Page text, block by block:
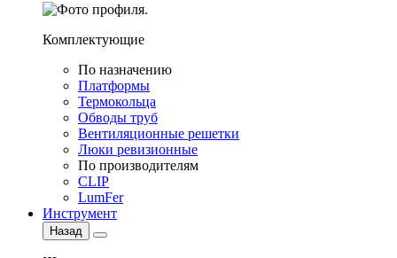
Комплектующие
По назначению
Платформы
Термокольца
Обводы труб
Вентиляционные решетки
Люки ревизионные
По производителям
CLIP
LumFer
Инструмент
Назад